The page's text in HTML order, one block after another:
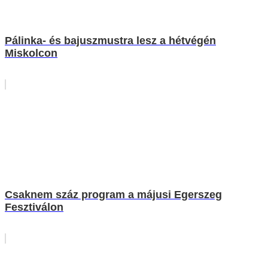
Pálinka- és bajuszmustra lesz a hétvégén
Miskolcon
Csaknem száz program a májusi Egerszeg
Fesztiválon